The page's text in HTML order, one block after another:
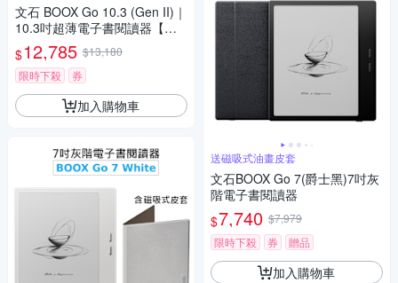
文石 BOOX Go 10.3 (Gen II)｜
10.3吋超薄電子書閱讀器【磁
吸式皮套組】
$12,785 $13,180
限時下殺
券
加入購物車
送磁吸式油畫皮套
文石BOOX Go 7(爵士黑)7吋灰
階電子書閱讀器
$7,740 $7,979
限時下殺
券 贈品
加入購物車